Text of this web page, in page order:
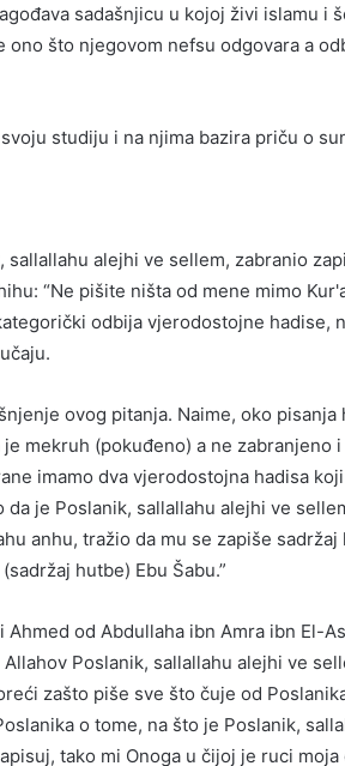
sadašnjicu u kojoj živi islamu i
što njegovom nefsu odgovara a
studiju i na njima bazira priču o
alejhi ve sellem, zabranio
“Ne pišite ništa od mene mimo
odbija vjerodostojne hadise,
ovog pitanja. Naime, oko pisanja
mekruh (pokuđeno) a ne zabranjeno
imamo dva vjerodostojna hadisa
je Poslanik, sallallahu alejhi ve
anhu, tražio da mu se zapiše
hutbe) Ebu Šabu.”
od Abdullaha ibn Amra ibn El-
Poslanik, sallallahu alejhi ve
zašto piše sve što čuje od
o tome, na što je Poslanik,
tako mi Onoga u čijoj je ruci